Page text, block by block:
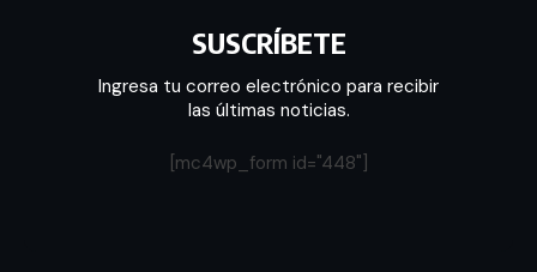
SUSCRÍBETE
Ingresa tu correo electrónico para recibir
las últimas noticias.
[mc4wp_form id="448"]